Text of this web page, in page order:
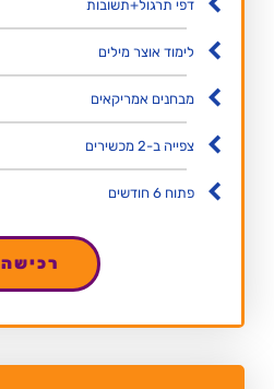
דפי תרגול+תשובות
לימוד אוצר מילים
מבחנים אמריקאים
צפייה ב-2 מכשירים
פתוח 6 חודשים
רכישה